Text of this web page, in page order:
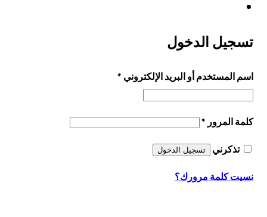
تسجيل الدخول
اسم المستخدم أو البريد الإلكتروني*مطلوبة
كلمة المرور*مطلوبة
تذكرني
تسجيل الدخول
نسيت كلمة مرورك؟